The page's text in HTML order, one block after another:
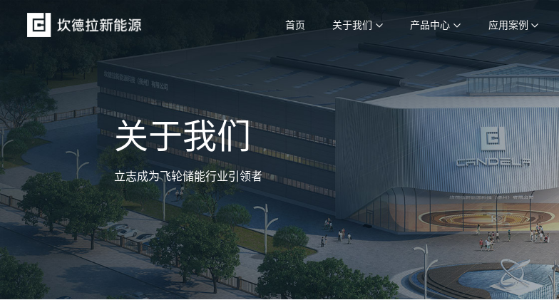
首页 关于我们 产品中心 应用案例
关于我们
立志成为飞轮储能行业引领者